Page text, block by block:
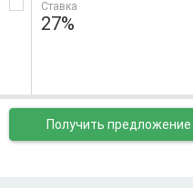
Ставка
27%
Получить предложение